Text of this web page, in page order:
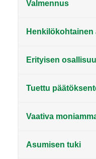
Asiakkaille
level
Valmennus
Henkilökohtainen
Erityisen
Tuettu
Vaativa
Asumisen tuki